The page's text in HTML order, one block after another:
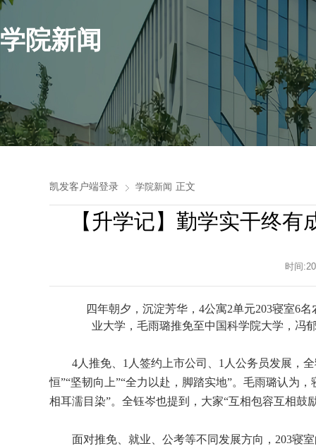
学院新闻
凯发客户端登录 学院新闻 正文
【升学记】勤学实干终
时间
四年朝夕，沉淀芳华，4公寓2单元203寝室6名
业大学，毛雨璐推免至中国科学院大学，冯
4人推免、1人签约上市公司、1人公务员发展，
恒”“坚韧向上”“全力以赴，脚踏实地”。毛雨璐认为
相耳濡目染”。全钰岑也提到，大家“互相包容互相鼓
面对推免、就业、公考等不同发展方向，203寝